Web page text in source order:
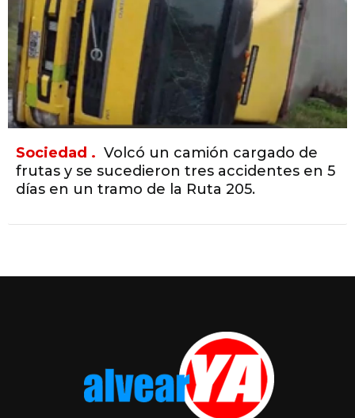
Sociedad . Volcó un camión cargado de
frutas y se sucedieron tres accidentes en 5
días en un tramo de la Ruta 205.